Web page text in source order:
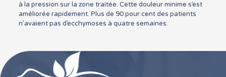
à la pression sur la zone traitée. Cette douleur minime s’est
améliorée rapidement. Plus de 90 pour cent des patients
n’avaient pas d’ecchymoses à quatre semaines.